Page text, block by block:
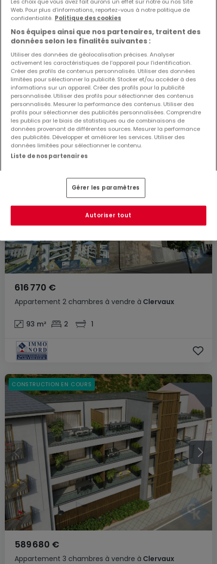
Appartement 2 chambresà vendre àClervaux
532 310 €
86 m² 2 1
Appartement 2 chambres à vendre à Clervaux
616 770 €
93 m² 2 1
Appartement 3 chambres à vendre à Clervaux
589 680 €
CONSTRUCTION EN COURS
Web. Pour plus d’informations, reportez-vous à notre politique de
confidentialité. Politique des cookies
Nos équipes ainsi que nos partenaires, traitent des
données selon les finalités suivantes :
Utiliser des données de géolocalisation précises. Analyser
activement les caractéristiques de l’appareil pour l’identification.
Créer des profils de contenus personnalisés. Utiliser des données
limitées pour sélectionner la publicité. Stocker et/ou accéder à des
informations sur un appareil. Créer des profils pour la publicité
personnalisée. Utiliser des profils pour sélectionner des contenus
personnalisés. Mesurer la performance des contenus. Utiliser des
profils pour sélectionner des publicités personnalisées. Comprendre
les publics par le biais de statistiques ou de combinaisons de
données provenant de différentes sources. Mesurer la performance
des publicités. Développer et améliorer les services. Utiliser des
données limitées pour sélectionner le contenu.
Liste de nos partenaires
Gérer les paramètres
Autoriser tout